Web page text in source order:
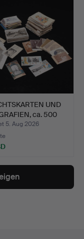
UND
ca. 500
5. Aug 2026